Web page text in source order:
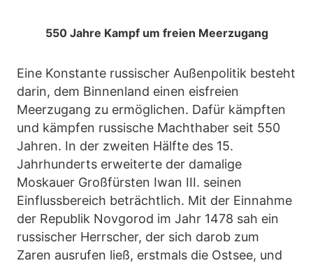
550 Jahre Kampf um freien Meerzugang
Eine Konstante russischer Außenpolitik besteht
darin, dem Binnenland einen eisfreien
Meerzugang zu ermöglichen. Dafür kämpften
und kämpfen russische Machthaber seit 550
Jahren. In der zweiten Hälfte des 15.
Jahrhunderts erweiterte der damalige
Moskauer Großfürsten Iwan III. seinen
Einflussbereich beträchtlich. Mit der Einnahme
der Republik Novgorod im Jahr 1478 sah ein
russischer Herrscher, der sich darob zum
Zaren ausrufen ließ, erstmals die Ostsee, und